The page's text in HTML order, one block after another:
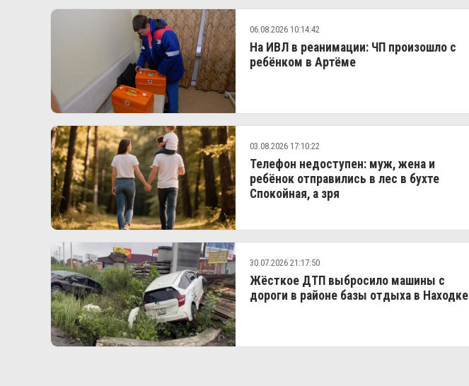
06.08.2026 10:14:42
На ИВЛ в реанимации: ЧП произошло с
ребёнком в Артёме
03.08.2026 17:10:22
Телефон недоступен: муж, жена и
ребёнок отправились в лес в бухте
Спокойная, а зря
30.07.2026 21:17:50
Жёсткое ДТП выбросило машины с
дороги в районе базы отдыха в Находке